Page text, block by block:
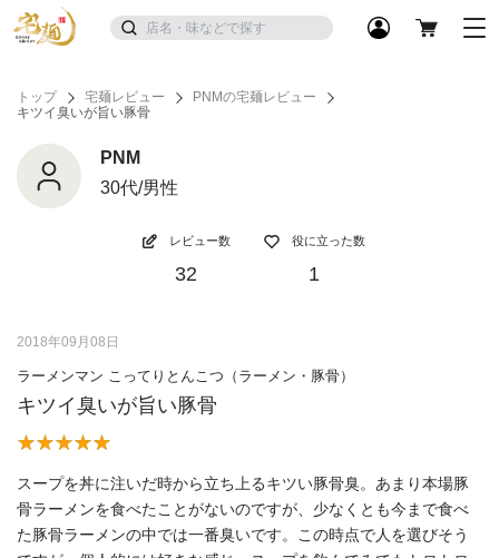
トップ 宅麺レビュー
PNMの宅麺レビュー
キツイ臭いが旨い豚骨
PNM
30代/男性
レビュー数
32
役に立った数
1
2018年09月08日
ラーメンマン こってりとんこつ（ラーメン・豚骨）
キツイ臭いが旨い豚骨
スープを丼に注いだ時から立ち上るキツい豚骨臭。あまり本場豚
骨ラーメンを食べたことがないのですが、少なくとも今まで食べ
た豚骨ラーメンの中では一番臭いです。この時点で人を選びそう